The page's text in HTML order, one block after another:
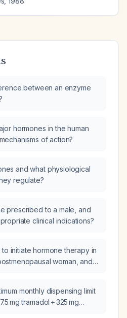
between an enzyme
hormones in the human
of action?
and what physiological
regulate?
prescribed to a male, and
clinical indications?
initiate hormone therapy in
woman, and
monthly dispensing limit
mg tramadol + 325 mg